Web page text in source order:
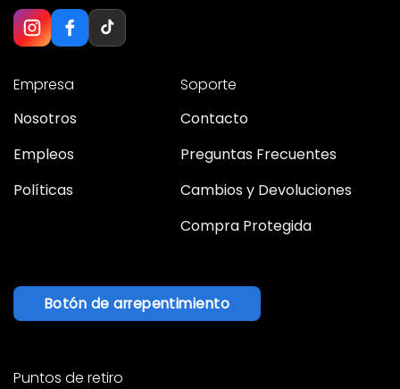
Empresa
Nosotros
Empleos
Políticas
Soporte
Contacto
Preguntas Frecuentes
Cambios y Devoluciones
Compra Protegida
Botón de arrepentimiento
Puntos de retiro